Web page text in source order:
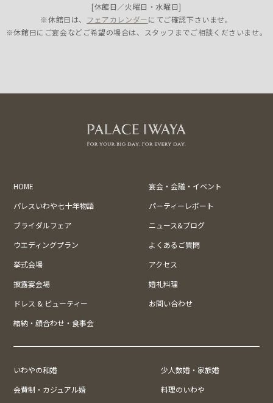
[休館日／火曜日・水曜日]
※休館日は、 フェアカレンダーにてご確認下さいませ。
※休館日にご宴会などご希望の場合は、スタッフまでご相談くださいませ。
HOME
宴会・会議・イベント
パレスいわや七十年物語
パーティーレポート
ブライダルフェア
ニュース&ブログ
ウエディングプラン
よくあるご質問
挙式会場
アクセス
披露宴会場
婚礼料理
ドレス & ビューティー
お問い合わせ
結納・顔合わせ・食事会
いわやの和婚
少人数婚・家族婚
会費制・カジュアル婚
料理のいわや